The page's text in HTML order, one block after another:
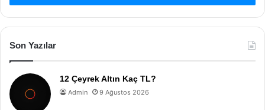
Son Yazılar
12 Çeyrek Altın Kaç TL?
Admin 9 Ağustos 2026